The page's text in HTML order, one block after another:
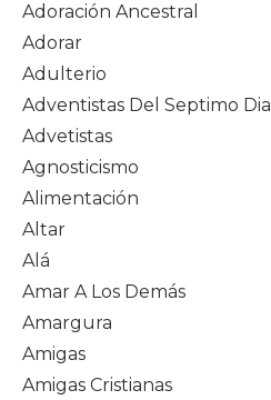
Adoración Ancestral
Adorar
Adulterio
Adventistas Del Septimo Dia
Advetistas
Agnosticismo
Alimentación
Altar
Alá
Amar A Los Demás
Amargura
Amigas
Amigas Cristianas